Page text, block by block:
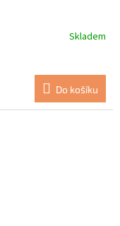
Skladem
Do košíku